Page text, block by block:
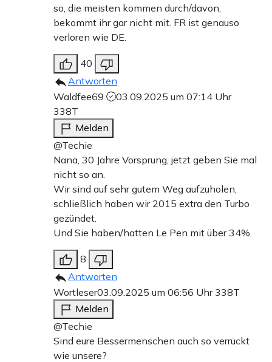
so, die meisten kommen durch/davon,
bekommt ihr gar nicht mit. FR ist genauso
verloren wie DE.
40
Antworten
Waldfee69
03.09.2025 um 07:14 Uhr
338T
Melden
@Techie
Nana, 30 Jahre Vorsprung, jetzt geben Sie mal
nicht so an.
Wir sind auf sehr gutem Weg aufzuholen,
schließlich haben wir 2015 extra den Turbo
gezündet.
Und Sie haben/hatten Le Pen mit über 34%.
8
Antworten
Wortleser03.09.2025 um 06:56 Uhr338T
Melden
@Techie
Sind eure Bessermenschen auch so verrückt
wie unsere?